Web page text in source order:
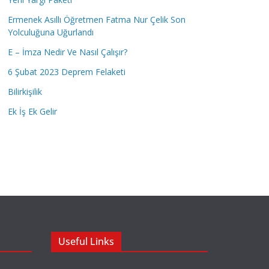
Ermenek Asıllı Öğretmen Fatma Nur Çelik Son
Yolculuğuna Uğurlandı
E – İmza Nedir Ve Nasıl Çalışır?
6 Şubat 2023 Deprem Felaketi
Bilirkişilik
Ek İş Ek Gelir
Useful Links